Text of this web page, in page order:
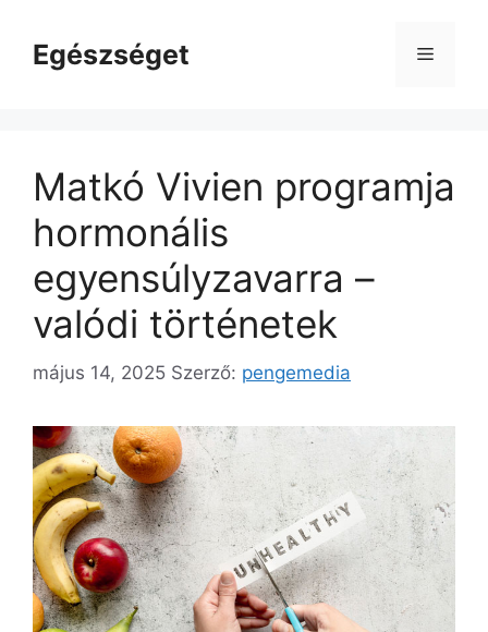
tartalomba
Egészséget Menü
Matkó Vivien programja
hormonális
egyensúlyzavarra –
valódi történetek
május 14, 2025 Szerző: pengemedia